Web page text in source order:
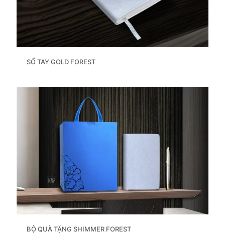
SỔ TAY GOLD FOREST
BỘ QUÀ TẶNG SHIMMER FOREST